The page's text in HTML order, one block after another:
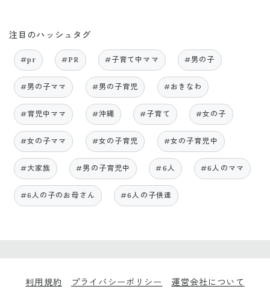
注目のハッシュタグ
#pr #PR #子育て中ママ #男の子
#男の子ママ #男の子育児 #おきなわ
#育児中ママ #沖縄 #子育て #女の子
#女の子ママ #女の子育児 #女の子育児中
#大家族 #男の子育児中 #6人 #6人のママ
#6人の子のお母さん #6人の子供達
利用規約 プライバシーポリシー 運営会社について